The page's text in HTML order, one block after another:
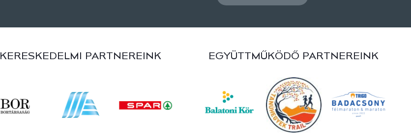
KERESKEDELMI PARTNEREINK EGYÜTTMŰKÖDŐ PARTNEREINK